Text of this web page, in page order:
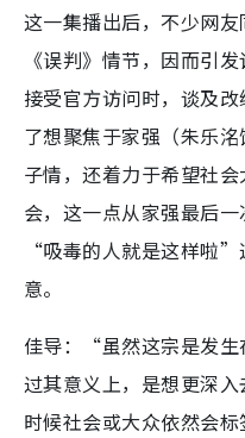
这一集播出后，不少网
《误判》情节，因而引
接受官方访问时，谈及
了想聚焦于家强（朱乐
子情，还着力于希望社
会，这一点从家强最后
“吸毒的人就是这样啦
意。
佳导：“虽然这宗是发生
过其意义上，是想更深
时候社会或大众依然会